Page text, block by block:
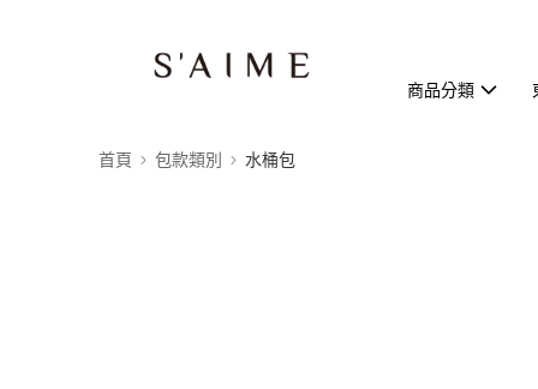
商品分類
首頁 包款類別 水桶包